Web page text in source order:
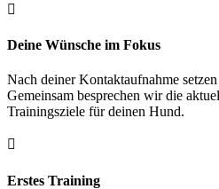

Deine Wünsche im Fokus
Nach deiner Kontaktaufnahme
Gemeinsam besprechen wir die
Trainingsziele für deinen Hund.

Erstes Training